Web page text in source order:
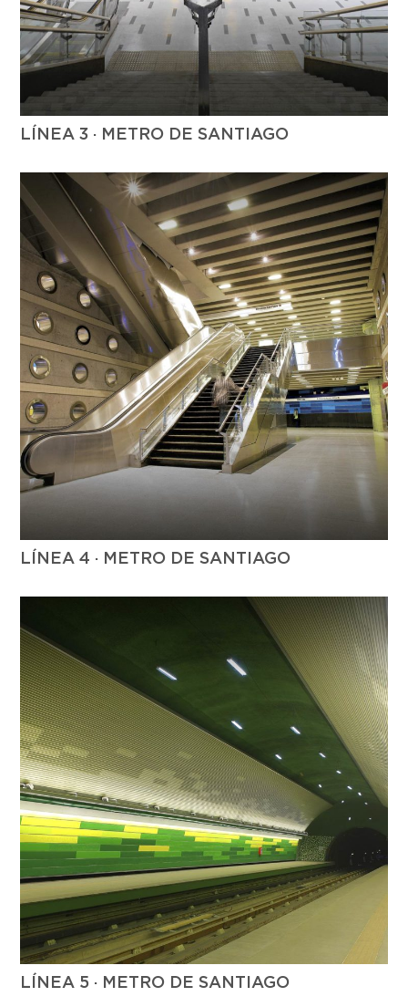
LÍNEA 3 · METRO DE SANTIAGO
LÍNEA 4 · METRO DE SANTIAGO
LÍNEA 5 · METRO DE SANTIAGO